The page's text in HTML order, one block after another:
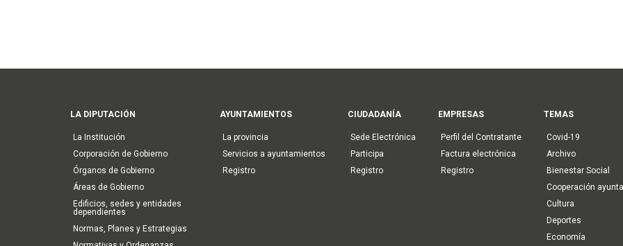
Main
navigation
LA DIPUTACIÓN
La Institución
Corporación de Gobierno
Órganos de Gobierno
Áreas de Gobierno
Edificios, sedes y entidades
dependientes
Normas, Planes y Estrategias
AYUNTAMIENTOS
La provincia
Servicios a ayuntamientos
Registro
CIUDADANÍA
Sede Electrónica
Participa
Registro
EMPRESAS
Perfil del Contratante
Factura electrónica
Registro
TEMAS
Covid-19
Archivo
Bienestar Social
Cooperación
Cultura
Deportes
Economía